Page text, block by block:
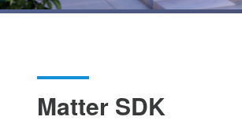
Matter SDK